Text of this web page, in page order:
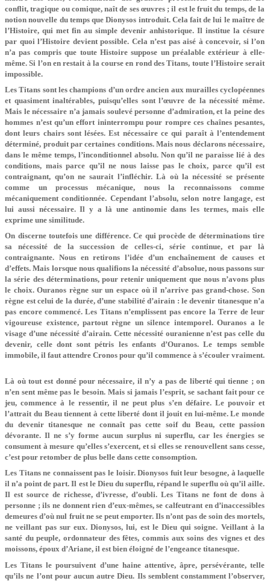
conflit, tragique ou comique, naît de ses œuvres ; il est le fruit du temps, de la
notion nouvelle du temps que Dionysos introduit. Cela fait de lui le maître de
l’Histoire, qui met fin au simple devenir anhistorique. Il institue la césure
par quoi l’Histoire devient possible. Cela n’est pas aisé à concevoir, si l’on
n’a pas compris que toute Histoire suppose un préalable extérieur à elle-
même. Si l’on en restait à la course en rond des Titans, toute l’Histoire serait
impossible.
Les Titans sont les champions d’un ordre ancien aux murailles cyclopéennes
et quasiment inaltérables, puisqu’elles sont l’œuvre de la nécessité même.
Mais le nécessaire n’a jamais soulevé personne d’admiration, et la peine des
hommes n’est qu’un effort ininterrompu pour rompre ces chaînes pesantes,
dont leurs chairs sont lésées. Est nécessaire ce qui paraît à l’entendement
déterminé, produit par certaines conditions. Mais nous déclarons nécessaire,
dans le même temps, l’inconditionnel absolu. Non qu’il ne paraisse lié à des
conditions, mais parce qu’il ne nous laisse pas le choix, parce qu’il est
contraignant, qu’on ne saurait l’infléchir. Là où la nécessité se présente
comme un processus mécanique, nous la reconnaissons comme
mécaniquement conditionnée. Cependant l’absolu, selon notre langage, est
lui aussi nécessaire. Il y a là une antinomie dans les termes, mais elle
exprime une similitude.
On discerne toutefois une différence. Ce qui procède de déterminations tire
sa nécessité de la succession de celles-ci, série continue, et par là
contraignante. Nous en retirons l’idée d’un enchaînement de causes et
d’effets. Mais lorsque nous qualifions la nécessité d’absolue, nous passons sur
la série des déterminations, pour retenir uniquement que nous n’avons plus
le choix. Ouranos règne sur un espace où il n’arrive pas grand-chose. Son
règne est celui de la durée, d’une stabilité d’airain : le devenir titanesque n’a
pas encore commencé. Les Titans n’emplissent pas encore la Terre de leur
vigoureuse existence, partout règne un silence intemporel. Ouranos a le
visage d’une nécessité d’airain. Cette nécessité ouranienne n’est pas celle du
devenir, celle dont sont pétris les enfants d’Ouranos. Le temps semble
immobile, il faut attendre Cronos pour qu’il commence à s’écouler vraiment.
Là où tout est donné pour nécessaire, il n’y a pas de liberté qui tienne ; on
n’en sent même pas le besoin. Mais si jamais l’esprit, se sachant fait pour ce
jeu, commence à le ressentir, il ne peut plus s’en défaire. Le pouvoir et
l’attrait du Beau tiennent à cette liberté dont il jouit en lui-même. Le monde
du devenir titanesque ne connaît pas cette soif du Beau, cette passion
dévorante. Il ne s’y forme aucun surplus ni superflu, car les énergies se
consument à mesure qu’elles s’exercent, et si elles se renouvellent sans cesse,
c’est pour retomber de plus belle dans cette consomption.
Les Titans ne connaissent pas le loisir. Dionysos fuit leur besogne, à laquelle
il n’a point de part. Il est le Dieu du superflu, répand le superflu où qu’il aille.
Il est source de richesse, d’ivresse, d’oubli. Les Titans ne font de dons à
personne ; ils ne donnent rien d’eux-mêmes, se calfeutrant en d’inaccessibles
demeures d’où nul fruit ne se peut emporter. Ils n’ont pas de soin des mortels,
ne veillant pas sur eux. Dionysos, lui, est le Dieu qui soigne. Veillant à la
santé du peuple, ordonnateur des fêtes, commis aux soins des vignes et des
moissons, époux d’Ariane, il est bien éloigné de l’engeance titanesque.
Les Titans le poursuivent d’une haine attentive, âpre, persévérante, telle
qu’ils ne l’ont pour aucun autre Dieu. Ils semblent constamment l’observer,